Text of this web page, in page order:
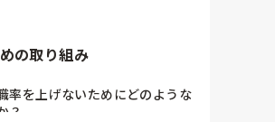
の取り組み
率を上げないためにどのような
？